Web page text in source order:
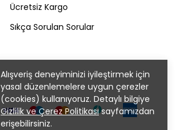
Alışveriş deneyiminizi iyileştirmek için
yasal düzenlemelere uygun çerezler
(cookies) kullanıyoruz. Detaylı bilgiye
Gizlilik ve Çerez Politikasısayfamızdan
erişebilirsiniz.
Ücretsiz Kargo
Sıkça Sorulan Sorular